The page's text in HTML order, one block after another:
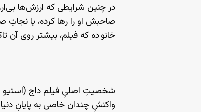
در چنین شرایطی که ارزش‌ها
صاحبش او را رها کرده، یا
خانواده که فیلم، بیشتر روی آن
شخصیتِ اصلیِ فیلم داج (استیو
واکنشِ چندان خاصی به پایانِ